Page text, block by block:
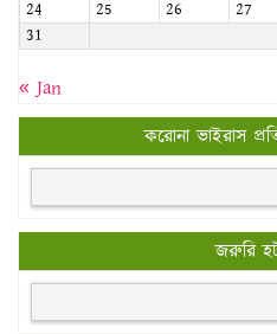
24
25 26 27
31
« Jan
করোনা ভাইরাস
জরুরি